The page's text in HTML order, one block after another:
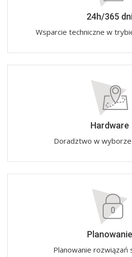
24h/365
Wsparcie techniczne w
Hardware
Doradztwo w
Planowanie
Planowanie rozwiązań